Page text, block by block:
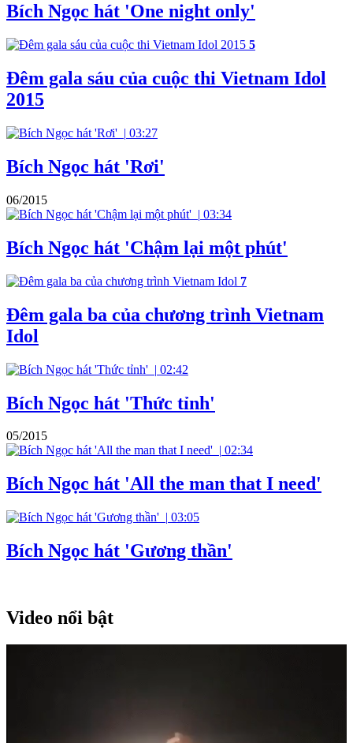
Bích Ngọc hát 'One night only'
5
Đêm gala sáu của cuộc thi Vietnam Idol
2015
| 03:27
Bích Ngọc hát 'Rơi'
06/2015
| 03:34
Bích Ngọc hát 'Chậm lại một phút'
7
Đêm gala ba của chương trình Vietnam
Idol
| 02:42
Bích Ngọc hát 'Thức tỉnh'
05/2015
| 02:34
Bích Ngọc hát 'All the man that I need'
| 03:05
Bích Ngọc hát 'Gương thần'
Video nổi bật